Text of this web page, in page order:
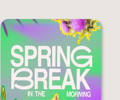
Hay plazas
disponibles.